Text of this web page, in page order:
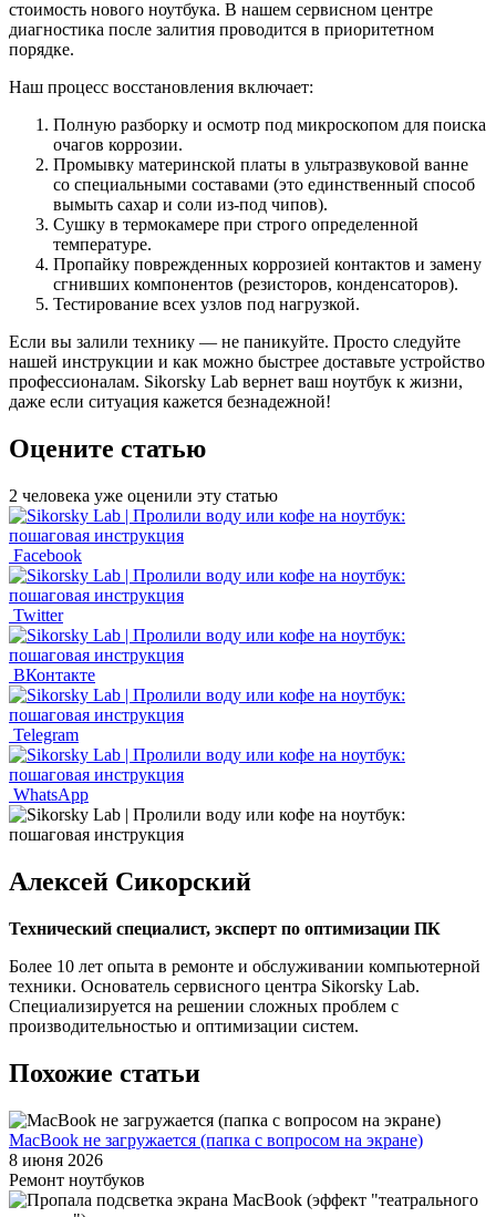
стоимость нового ноутбука. В нашем сервисном центре
диагностика после залития проводится в приоритетном
порядке.
Наш процесс восстановления включает:
Полную разборку и осмотр под микроскопом для поиска
очагов коррозии.
Промывку материнской платы в ультразвуковой ванне
со специальными составами (это единственный способ
вымыть сахар и соли из-под чипов).
Сушку в термокамере при строго определенной
температуре.
Пропайку поврежденных коррозией контактов и замену
сгнивших компонентов (резисторов, конденсаторов).
Тестирование всех узлов под нагрузкой.
Если вы залили технику — не паникуйте. Просто следуйте
нашей инструкции и как можно быстрее доставьте устройство
профессионалам. Sikorsky Lab вернет ваш ноутбук к жизни,
даже если ситуация кажется безнадежной!
Оцените статью
2 человека уже оценили эту статью
Facebook
Twitter
ВКонтакте
Telegram
WhatsApp
Алексей Сикорский
Технический специалист, эксперт по оптимизации ПК
Более 10 лет опыта в ремонте и обслуживании компьютерной
техники. Основатель сервисного центра Sikorsky Lab.
Специализируется на решении сложных проблем с
производительностью и оптимизации систем.
Похожие статьи
MacBook не загружается (папка с вопросом на экране)
8 июня 2026
Ремонт ноутбуков